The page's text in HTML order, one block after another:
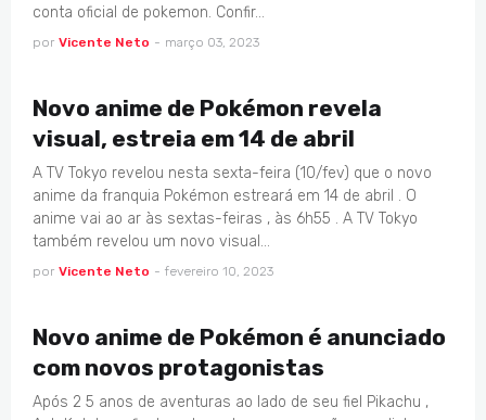
conta oficial de pokemon. Confir…
por Vicente Neto - março 03, 2023
Novo anime de Pokémon revela
visual, estreia em 14 de abril
A TV Tokyo revelou nesta sexta-feira (10/fev) que o novo
anime da franquia Pokémon estreará em 14 de abril . O
anime vai ao ar às sextas-feiras , às 6h55 . A TV Tokyo
também revelou um novo visual…
por Vicente Neto - fevereiro 10, 2023
Novo anime de Pokémon é anunciado
com novos protagonistas
Após 2 5 anos de aventuras ao lado de seu fiel Pikachu ,